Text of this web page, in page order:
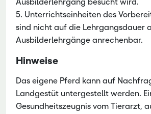
5. Unterrichtseinheiten des
sind nicht auf die Lehrgangsdauer
Ausbilderlehrgänge anrechenbar.
Hinweise
Das eigene Pferd kann auf
Landgestüt untergestellt werden.
Gesundheitszeugnis vom Tierarzt,